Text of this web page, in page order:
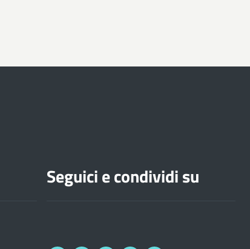
Seguici e condividi su